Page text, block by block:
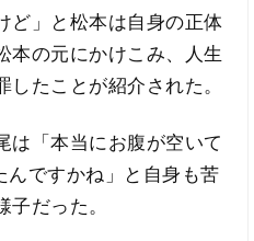
」と松本は自身の正体
本の元にかけこみ、人生
たことが紹介された。
「本当にお腹が空いて
ですかね」と自身も苦
だった。